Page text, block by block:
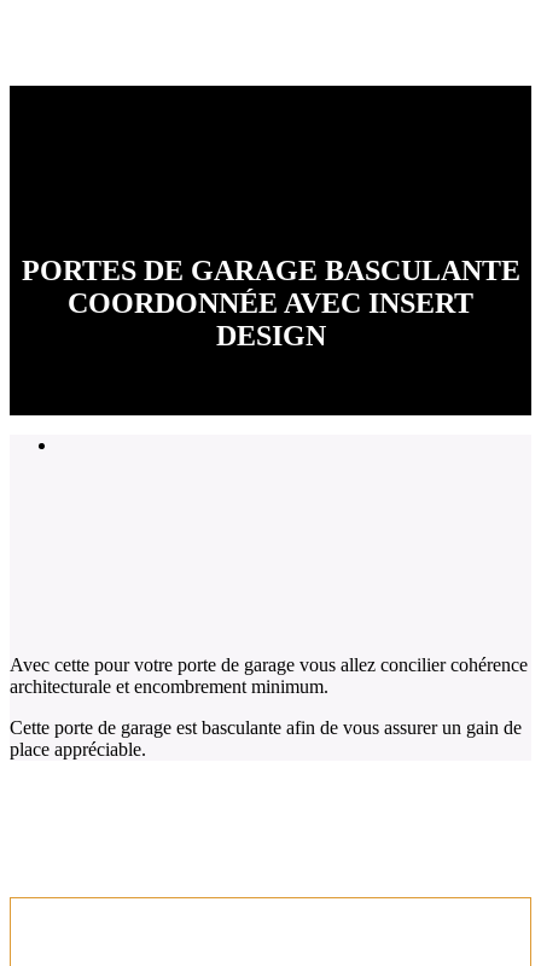
PORTES DE GARAGE BASCULANTE
COORDONNÉE AVEC INSERT
DESIGN
Avec cette pour votre porte de garage vous allez concilier cohérence
architecturale et encombrement minimum.
Cette porte de garage est basculante afin de vous assurer un gain de
place appréciable.